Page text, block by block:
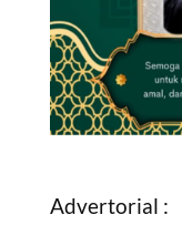
Advertorial :